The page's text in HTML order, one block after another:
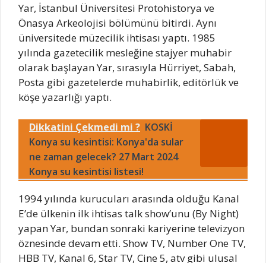
Yar, İstanbul Üniversitesi Protohistorya ve
Önasya Arkeolojisi bölümünü bitirdi. Aynı
üniversitede müzecilik ihtisası yaptı. 1985
yılında gazetecilik mesleğine stajyer muhabir
olarak başlayan Yar, sırasıyla Hürriyet, Sabah,
Posta gibi gazetelerde muhabirlik, editörlük ve
köşe yazarlığı yaptı.
Dikkatini Çekmedi mi ? KOSKİ
Konya su kesintisi: Konya'da sular
ne zaman gelecek? 27 Mart 2024
Konya su kesintisi listesi!
1994 yılında kurucuları arasında olduğu Kanal
E’de ülkenin ilk ihtisas talk show’unu (By Night)
yapan Yar, bundan sonraki kariyerine televizyon
öznesinde devam etti. Show TV, Number One TV,
HBB TV, Kanal 6, Star TV, Cine 5, atv gibi ulusal